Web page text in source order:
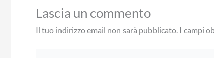
Lascia un commento
Il tuo indirizzo email non sarà pubblicato. I campi